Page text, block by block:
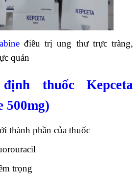
điều trị ung thư trực tràng,
quản
thuốc Kepceta
500mg)
thành phần của thuốc
trọng